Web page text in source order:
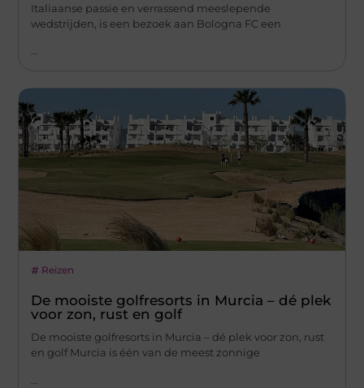
Italiaanse passie en verrassend meeslepende
wedstrijden, is een bezoek aan Bologna FC een
Reizen
De mooiste golfresorts in Murcia – dé plek
voor zon, rust en golf
De mooiste golfresorts in Murcia – dé plek voor zon, rust
en golf Murcia is één van de meest zonnige